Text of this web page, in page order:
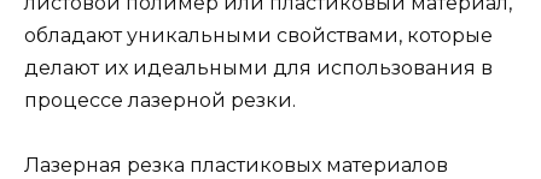
обладают уникальными свойствами, которые
делают их идеальными для использования в
процессе лазерной резки.
Лазерная резка пластиковых материалов